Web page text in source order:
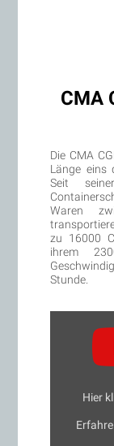
CMA
Die CMA
Länge eins
Seit
Waren
zu 16000
ihrem
Stunde.
Hier